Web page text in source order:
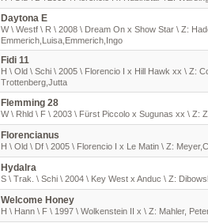
Daytona E
W \ Westf \ R \ 2008 \ Dream On x Show Star \ Z:
Emmerich,Luisa,Emmerich,Ingo
Fidi 11
H \ Old \ Schi \ 2005 \ Florencio I x Hill Hawk xx \ Z:
Trottenberg,Jutta
Flemming 28
W \ Rhld \ F \ 2003 \ Fürst Piccolo x Sugunas xx \ Z:
Florencianus
H \ Old \ Df \ 2005 \ Florencio I x Le Matin \ Z:
Hydalra
S \ Trak. \ Schi \ 2004 \ Key West x Anduc \ Z:
Welcome Honey
H \ Hann \ F \ 1997 \ Wolkenstein II x \ Z: Mahler,